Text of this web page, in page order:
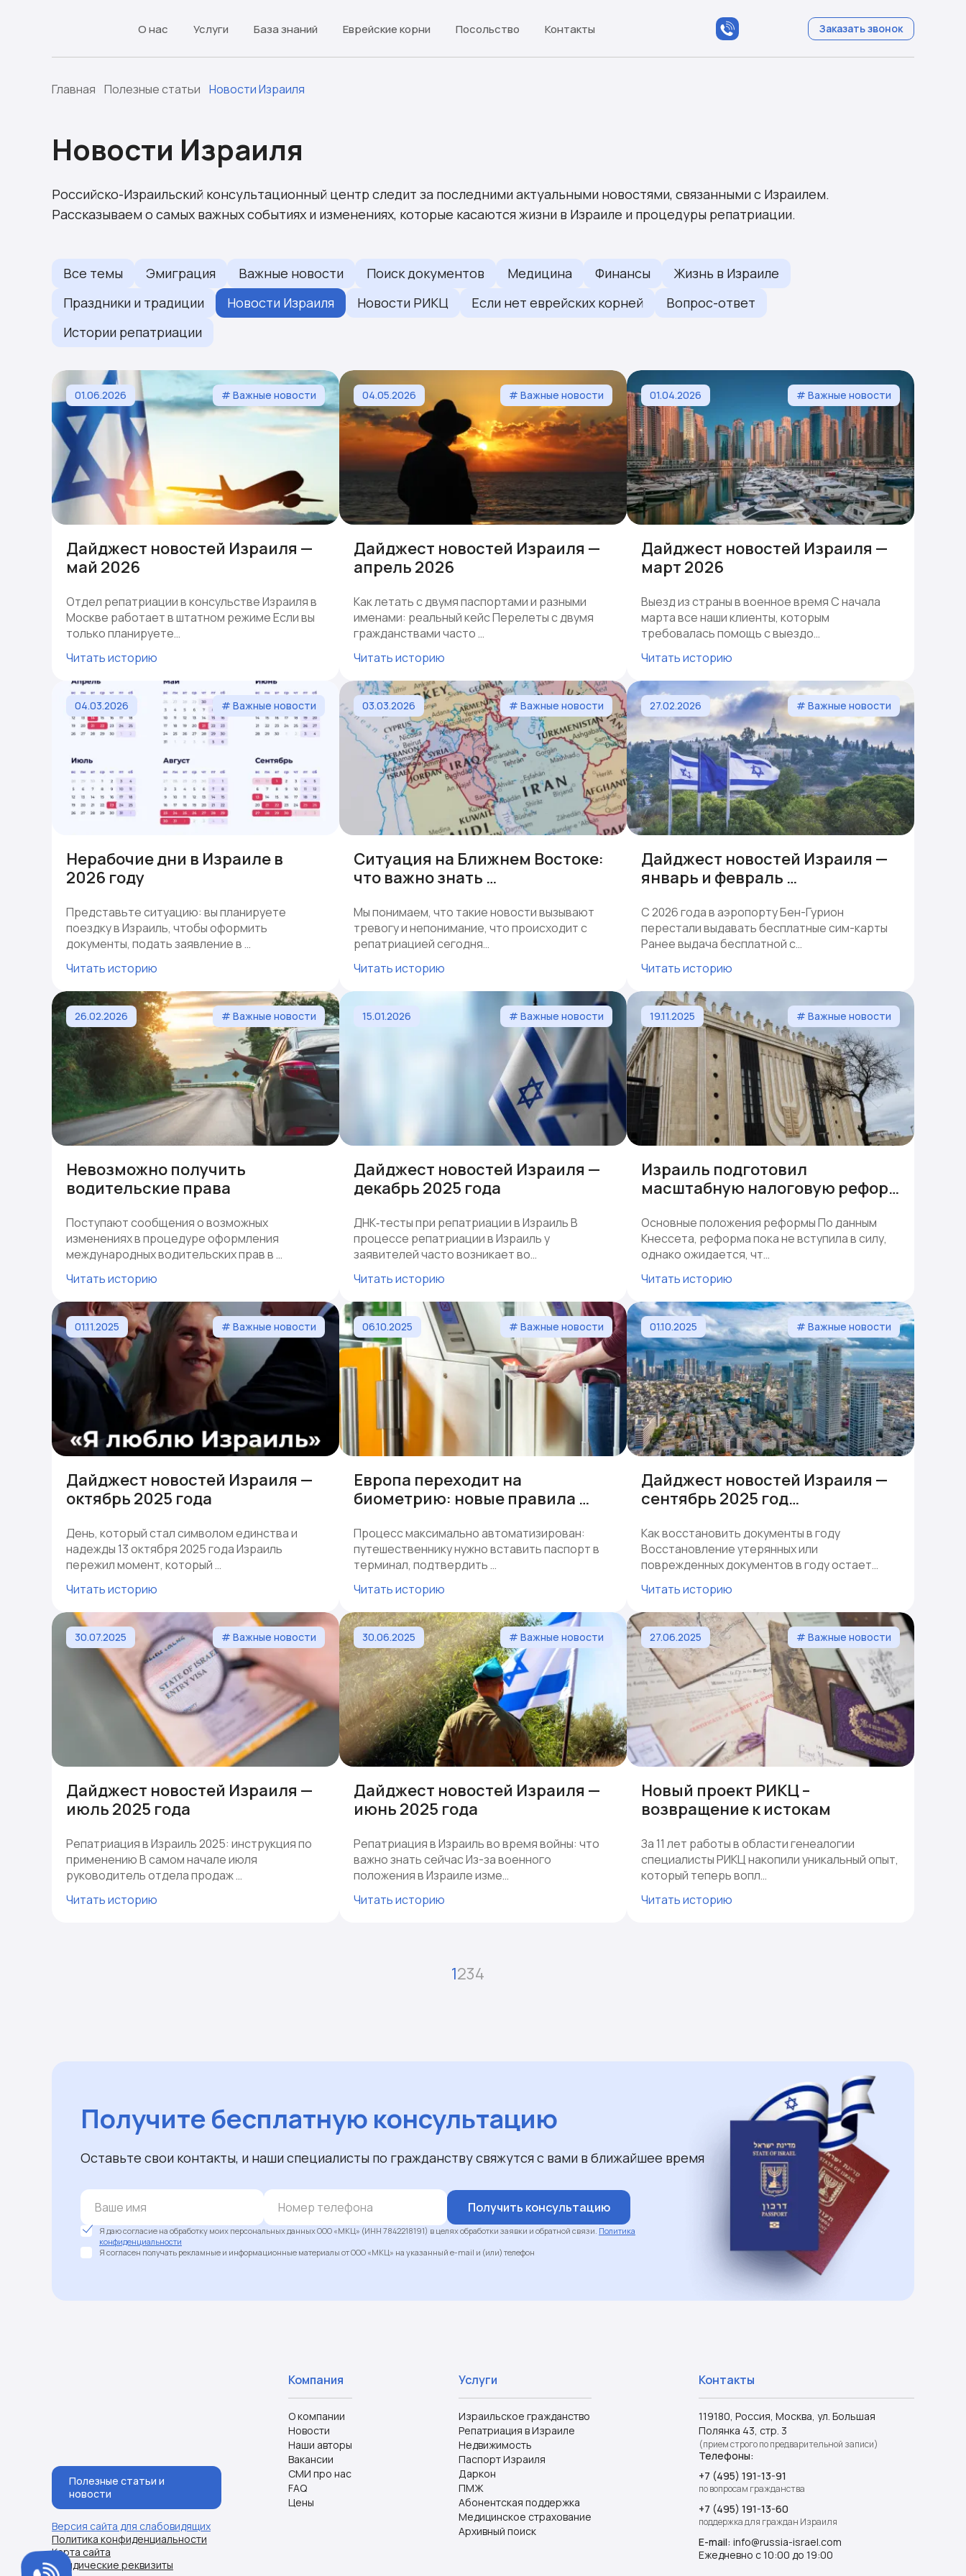
О нас Услуги База знаний Еврейские корни Посольство Контакты Заказать звонок
Главная Полезные статьи Новости Израиля
Новости Израиля
Российско-Израильский консультационный центр следит за последними актуальными новостями, связанными с Израилем.
Рассказываем о самых важных событиях и изменениях, которые касаются жизни в Израиле и процедуры репатриации.
Все темы Эмиграция Важные новости Поиск документов Медицина Финансы
Жизнь в Израиле
Праздники и традиции
Новости Израиля Новости РИКЦ Если нет еврейских корней
Вопрос-ответ
Истории репатриации
01.06.2026 # Важные новости
Дайджест новостей Израиля —
май 2026
Отдел репатриации в консульстве Израиля в
Москве работает в штатном режиме Если вы
только планируете…
Читать историю
04.05.2026 # Важные новости
Дайджест новостей Израиля —
апрель 2026
Как летать с двумя паспортами и разными
именами: реальный кейс Перелеты с двумя
гражданствами часто …
Читать историю
01.04.2026 # Важные новости
Дайджест новостей Израиля —
март 2026
Выезд из страны в военное время С начала
марта все наши клиенты, которым
требовалась помощь с выездо…
Читать историю
04.03.2026 # Важные новости
Нерабочие дни в Израиле в
2026 году
Представьте ситуацию: вы планируете
поездку в Израиль, чтобы оформить
документы, подать заявление в …
Читать историю
03.03.2026 # Важные новости
Ситуация на Ближнем Востоке:
что важно знать …
Мы понимаем, что такие новости вызывают
тревогу и непонимание, что происходит с
репатриацией сегодня…
Читать историю
27.02.2026 # Важные новости
Дайджест новостей Израиля —
январь и февраль …
С 2026 года в аэропорту Бен-Гурион
перестали выдавать бесплатные сим-карты
Ранее выдача бесплатной с…
Читать историю
26.02.2026 # Важные новости
Невозможно получить
водительские права
Поступают сообщения о возможных
изменениях в процедуре оформления
международных водительских прав в …
Читать историю
15.01.2026 # Важные новости
Дайджест новостей Израиля —
декабрь 2025 года
ДНК‑тесты при репатриации в Израиль В
процессе репатриации в Израиль у
заявителей часто возникает во…
Читать историю
19.11.2025 # Важные новости
Израиль подготовил
масштабную налоговую рефор…
Основные положения реформы По данным
Кнессета, реформа пока не вступила в силу,
однако ожидается, чт…
Читать историю
01.11.2025 # Важные новости
Дайджест новостей Израиля —
октябрь 2025 года
День, который стал символом единства и
надежды 13 октября 2025 года Израиль
пережил момент, который …
Читать историю
06.10.2025 # Важные новости
Европа переходит на
биометрию: новые правила …
Процесс максимально автоматизирован:
путешественнику нужно вставить паспорт в
терминал, подтвердить …
Читать историю
01.10.2025 # Важные новости
Дайджест новостей Израиля —
сентябрь 2025 год…
Как восстановить документы в году
Восстановление утерянных или
поврежденных документов в году остает…
Читать историю
30.07.2025 # Важные новости
Дайджест новостей Израиля —
июль 2025 года
Репатриация в Израиль 2025: инструкция по
применению В самом начале июля
руководитель отдела продаж …
Читать историю
30.06.2025 # Важные новости
Дайджест новостей Израиля —
июнь 2025 года
Репатриация в Израиль во время войны: что
важно знать сейчас Из-за военного
положения в Израиле изме…
Читать историю
27.06.2025 # Важные новости
Новый проект РИКЦ –
возвращение к истокам
За 11 лет работы в области генеалогии
специалисты РИКЦ накопили уникальный опыт,
который теперь вопл…
Читать историю
1234
Получите бесплатную консультацию
Оставьте свои контакты, и наши специалисты по гражданству свяжутся с вами в ближайшее время
Я даю согласие на обработку моих персональных данных ООО «МКЦ» (ИНН 7842218191) в целях обработки заявки и обратной связи. Политика
конфиденциальности
Я согласен получать рекламные и информационные материалы от ООО «МКЦ» на указанный e-mail и (или) телефон
Получить консультацию
Полезные статьи и
новости
Версия сайта для слабовидящих
Политика конфиденциальности
Карта сайта
Юридические реквизиты
Компания
О компании
Новости
Наши авторы
Вакансии
СМИ про нас
FAQ
Цены
Услуги
Израильское гражданство
Репатриация в Израиле
Недвижимость
Паспорт Израиля
Даркон
ПМЖ
Абонентская поддержка
Медицинское страхование
Архивный поиск
Контакты
119180, Россия, Москва, ул. Большая
Полянка 43, стр. 3
(прием строго по предварительной записи)
Телефоны:
+7 (495) 191-13-91
по вопросам гражданства
+7 (495) 191-13-60
поддержка для граждан Израиля
E-mail: info@russia-israel.com
Ежедневно с 10:00 до 19:00